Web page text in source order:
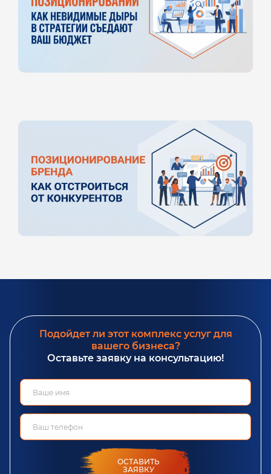
Подойдет ли этот комплекс услуг для
вашего бизнеса?
Оставьте заявку на консультацию!
ОСТАВИТЬ
ЗАЯВКУ